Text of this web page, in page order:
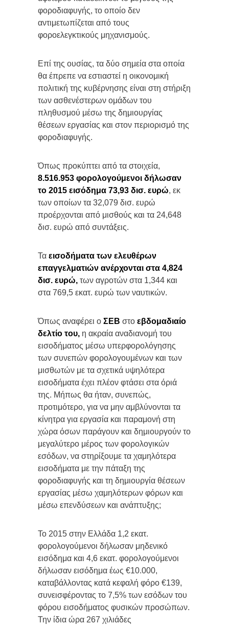
φοροδιαφυγής, το οποίο δεν
αντιμετωπίζεται από τους
φοροελεγκτικούς μηχανισμούς.
Επί της ουσίας, τα δύο σημεία στα οποία
θα έπρεπε να εστιαστεί η οικονομική
πολιτική της κυβέρνησης είναι στη στήριξη
των ασθενέστερων ομάδων του
πληθυσμού μέσω της δημιουργίας
θέσεων εργασίας και στον περιορισμό της
φοροδιαφυγής.
Όπως προκύπτει από τα στοιχεία,
8.516.953 φορολογούμενοι δήλωσαν
το 2015 εισόδημα 73,93 δισ. ευρώ, εκ
των οποίων τα 32,079 δισ. ευρώ
προέρχονται από μισθούς και τα 24,648
δισ. ευρώ από συντάξεις.
Τα εισοδήματα των ελευθέρων
επαγγελματιών ανέρχονται στα 4,824
δισ. ευρώ, των αγροτών στα 1,344 και
στα 769,5 εκατ. ευρώ των ναυτικών.
Όπως αναφέρει ο ΣΕΒ στο εβδομαδιαίο
δελτίο του, η ακραία αναδιανομή του
εισοδήματος μέσω υπερφορολόγησης
των συνεπών φορολογουμένων και των
μισθωτών με τα σχετικά υψηλότερα
εισοδήματα έχει πλέον φτάσει στα όριά
της. Μήπως θα ήταν, συνεπώς,
προτιμότερο, για να μην αμβλύνονται τα
κίνητρα για εργασία και παραμονή στη
χώρα όσων παράγουν και δημιουργούν το
μεγαλύτερο μέρος των φορολογικών
εσόδων, να στηρίξουμε τα χαμηλότερα
εισοδήματα με την πάταξη της
φοροδιαφυγής και τη δημιουργία θέσεων
εργασίας μέσω χαμηλότερων φόρων και
μέσω επενδύσεων και ανάπτυξης;
Το 2015 στην Ελλάδα 1,2 εκατ.
φορολογούμενοι δήλωσαν μηδενικό
εισόδημα και 4,6 εκατ. φορολογούμενοι
δήλωσαν εισόδημα έως €10.000,
καταβάλλοντας κατά κεφαλή φόρο €139,
συνεισφέροντας το 7,5% των εσόδων του
φόρου εισοδήματος φυσικών προσώπων.
Την ίδια ώρα 267 χιλιάδες